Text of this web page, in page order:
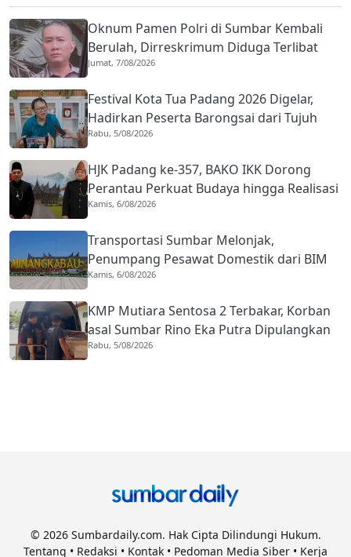
Oknum Pamen Polri di Sumbar Kembali
Berulah, Dirreskrimum Diduga Terlibat
Kekerasan dengan Seorang Sopir
Jumat, 7/08/2026
Festival Kota Tua Padang 2026 Digelar,
Hadirkan Peserta Barongsai dari Tujuh
Negara
Rabu, 5/08/2026
HJK Padang ke-357, BAKO IKK Dorong
Perantau Perkuat Budaya hingga Realisasi
Kota Gastronomi
Kamis, 6/08/2026
Transportasi Sumbar Melonjak,
Penumpang Pesawat Domestik dari BIM
Naik Hampir 33 Persen
Kamis, 6/08/2026
KMP Mutiara Sentosa 2 Terbakar, Korban
asal Sumbar Rino Eka Putra Dipulangkan
ke Agam
Rabu, 5/08/2026
© 2026 Sumbardaily.com. Hak Cipta Dilindungi Hukum.
Tentang • Redaksi • Kontak • Pedoman Media Siber • Kerja